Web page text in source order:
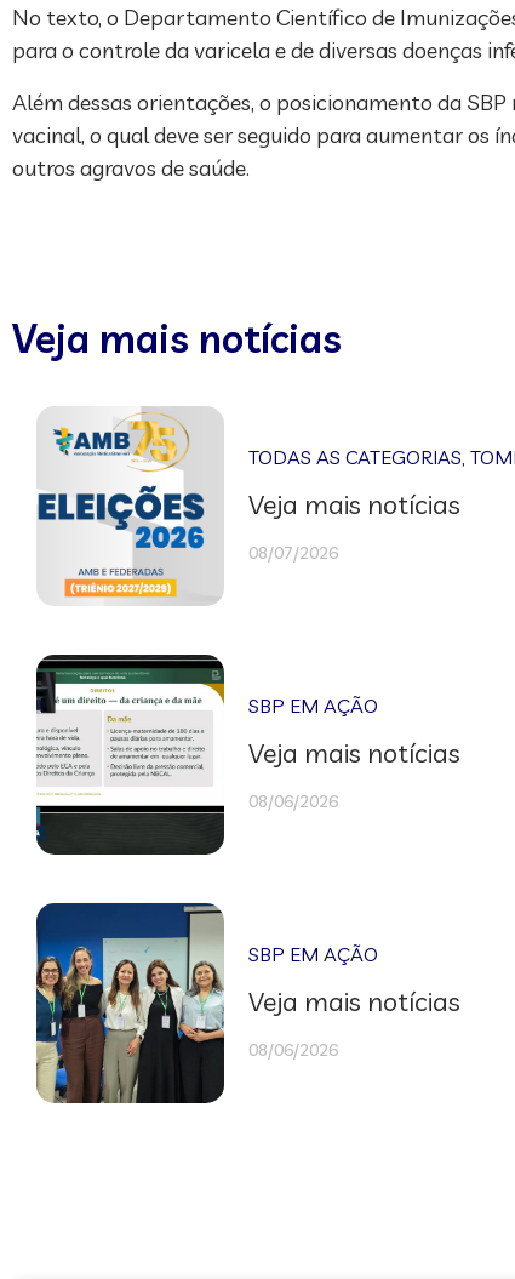
No texto, o Departamento Científico de
para o controle da varicela e de diversas doenças
Além dessas orientações, o posicionamento da
vacinal, o qual deve ser seguido para aumentar os
outros agravos de saúde.
Veja mais notícias
TODAS AS CATEGORIAS,
Veja mais notícias
08/07/2026
SBP EM AÇÃO
Veja mais notícias
08/06/2026
SBP EM AÇÃO
Veja mais notícias
08/06/2026